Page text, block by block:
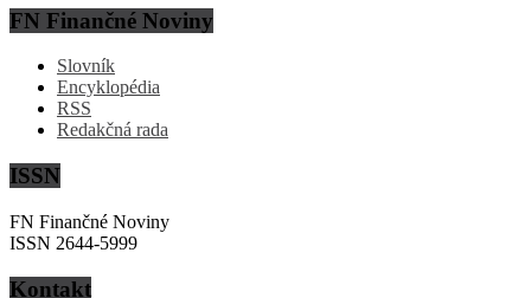
FN Finančné Noviny
Slovník
Encyklopédia
RSS
Redakčná rada
ISSN
FN Finančné Noviny
ISSN 2644-5999
Kontakt